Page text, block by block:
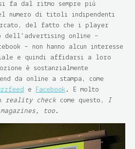
fa dal ritmo sempre più
numero di titoli indipendenti
del fatto che i player
dell’advertising online –
– non hanno alcun interesse
e quindi affidarsi a loro
è sostanzialmente
da online a stampa, come
e Facebook . E molto
reality check come questo, I
too.